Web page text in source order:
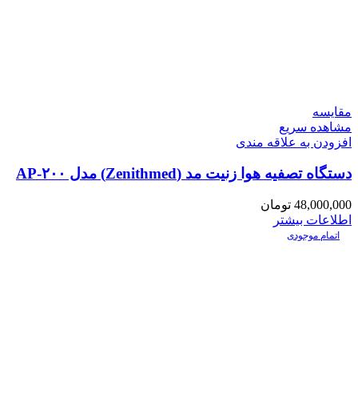
مقایسه
مشاهده سریع
افزودن به علاقه مندی
دستگاه تصفیه هوا زنیت مد (Zenithmed) مدل AP-۲۰۰
48,000,000 تومان
اطلاعات بیشتر
اتمام موجودی